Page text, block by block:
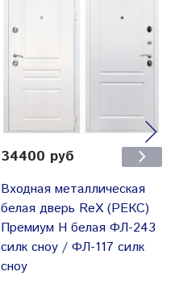
34400 руб
Входная металлическая
белая дверь RеX (РЕКС)
Премиум H белая ФЛ-243
силк сноу / ФЛ-117 силк
сноу